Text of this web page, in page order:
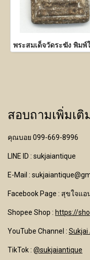
สอบถามเพิ่มเติ
คุณบอย 099-669-8996
LINE ID : sukjaiantique
E-Mail :
Facebook Page : สุขใจแ
Shopee Shop : https://
YouTube Channel : Sukjai
TikTok : @sukjaiantique